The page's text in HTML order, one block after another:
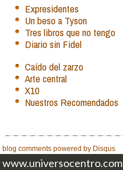
Expresidentes
Un beso a Tyson
Tres libros que no tengo
Diario sin Fidel
Caído del zarzo
Arte central
X10
Nuestros Recomendados
blog comments powered by Disqus
www.universocentro.com